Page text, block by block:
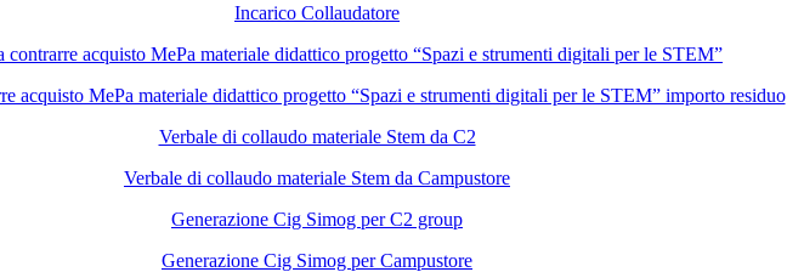
Incarico Collaudatore
contrarre acquisto MePa materiale didattico progetto “Spazi e strumenti digitali per le STEM”
acquisto MePa materiale didattico progetto “Spazi e strumenti digitali per le STEM” importo residuo
Verbale di collaudo materiale Stem da C2
Verbale di collaudo materiale Stem da Campustore
Generazione Cig Simog per C2 group
Generazione Cig Simog per Campustore